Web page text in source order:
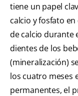
tiene un papel
calcio y fosfato
de calcio durante
dientes de los
(mineralización)
los cuatro meses
permanentes, el